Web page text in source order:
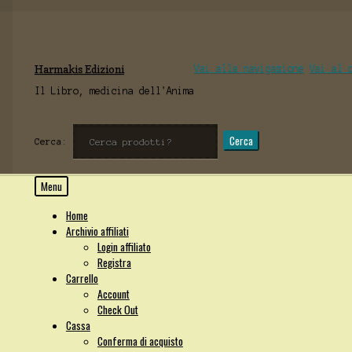
Vai alla navigazione Vai al
Harmakis Edizioni
Il Libro, medicina dell'Anima
Cerca: Cerca
Menu
Home
Archivio affiliati
Login affiliato
Registra
Carrello
Account
Check Out
Cassa
Conferma di acquisto